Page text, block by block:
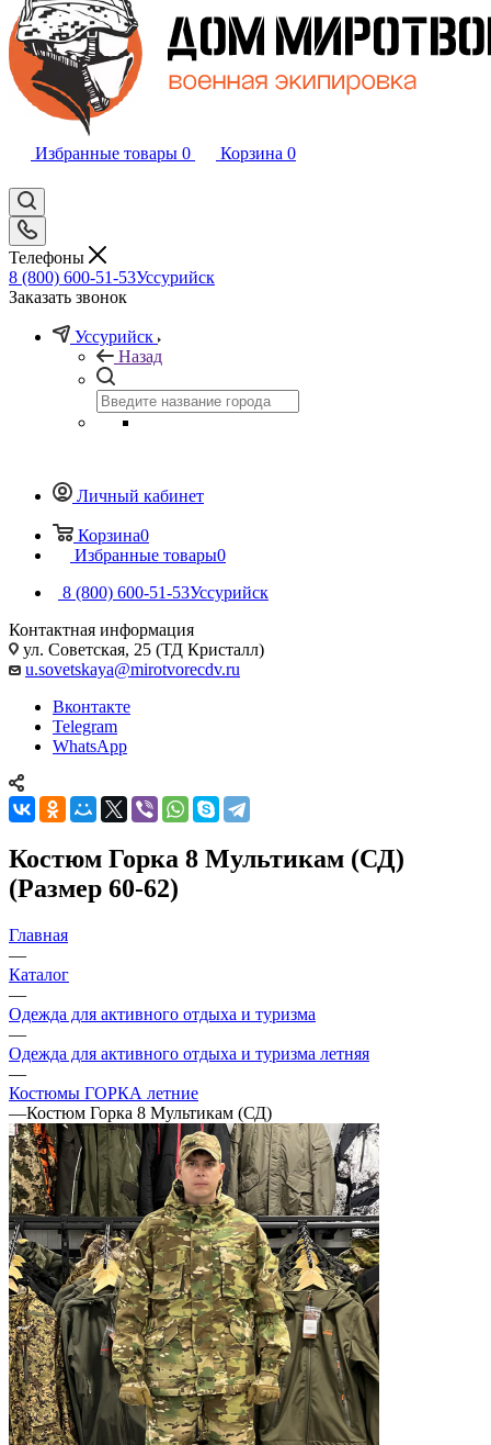
Избранные товары 0 Корзина 0
Телефоны
8 (800) 600-51-53Уссурийск
Заказать звонок
Уссурийск
Назад
Личный кабинет
Корзина0
Избранные товары0
8 (800) 600-51-53Уссурийск
Контактная информация
ул. Советская, 25 (ТД Кристалл)
u.sovetskaya@mirotvorecdv.ru
Вконтакте
Telegram
WhatsApp
Костюм Горка 8 Мультикам (СД)
(Размер 60-62)
Главная
—
Каталог
—
Одежда для активного отдыха и туризма
—
Одежда для активного отдыха и туризма летняя
—
Костюмы ГОРКА летние
—Костюм Горка 8 Мультикам (СД)